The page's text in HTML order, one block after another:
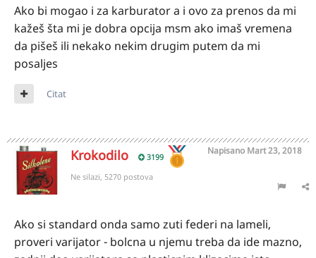
Ako bi mogao i za karburator a i ovo za prenos da mi
kažeš šta mi je dobra opcija msm ako imaš vremena
da pišeš ili nekako nekim drugim putem da mi
posaljes
Citat
Krokodilo 3199
Napisano Mart 23, 2018
Ne silazi, 5270 postova
Ako si standard onda samo zuti federi na lameli,
proveri varijator - bolcna u njemu treba da ide mazno,